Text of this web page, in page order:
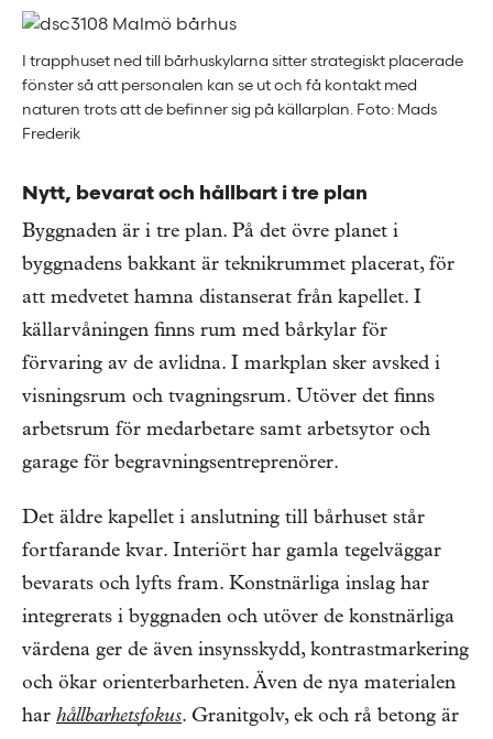
I trapphuset ned till bårhuskylarna sitter strategiskt placerade
fönster så att personalen kan se ut och få kontakt med
naturen trots att de befinner sig på källarplan. Foto: Mads
Frederik
Nytt, bevarat och hållbart i tre plan
Byggnaden är i tre plan. På det övre planet i
byggnadens bakkant är teknikrummet placerat, för
att medvetet hamna distanserat från kapellet. I
källarvåningen finns rum med bårkylar för
förvaring av de avlidna. I markplan sker avsked i
visningsrum och tvagningsrum. Utöver det finns
arbetsrum för medarbetare samt arbetsytor och
garage för begravningsentreprenörer.
Det äldre kapellet i anslutning till bårhuset står
fortfarande kvar. Interiört har gamla tegelväggar
bevarats och lyfts fram. Konstnärliga inslag har
integrerats i byggnaden och utöver de konstnärliga
värdena ger de även insynsskydd, kontrastmarkering
och ökar orienterbarheten. Även de nya materialen
har hållbarhetsfokus. Granitgolv, ek och rå betong är